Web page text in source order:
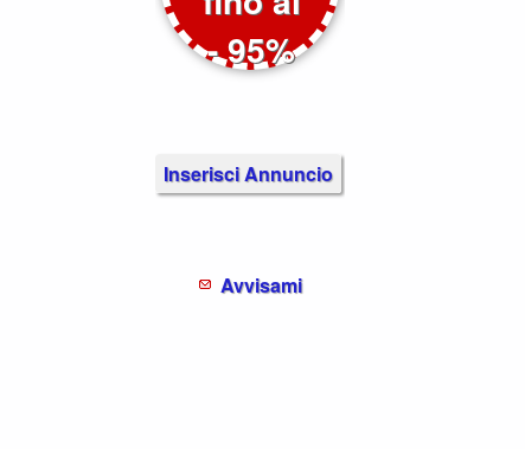
- 95%
Inserisci Annuncio
Avvisami